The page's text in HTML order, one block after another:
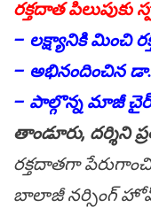
రక్తదాత పిలుపుకు
– లక్ష్యానికి మించి
– అభినందించిన
– పాల్గొన్న మాజీ
తాండూరు, దర్శిని
రక్తదాతగా
బాలాజీ నర్సింగ్